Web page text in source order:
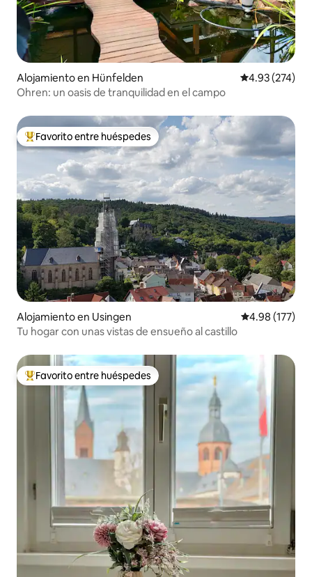
Alojamiento en Hünfelden Calificación
4.93 (274)
Ohren: un oasis de tranquilidad en el campo
Favorito entre huéspedes preferido
Favorito entre huéspedes
Alojamiento en Usingen Calificación
4.98 (177)
Tu hogar con unas vistas de ensueño al castillo
Favorito entre huéspedes preferido
Favorito entre huéspedes